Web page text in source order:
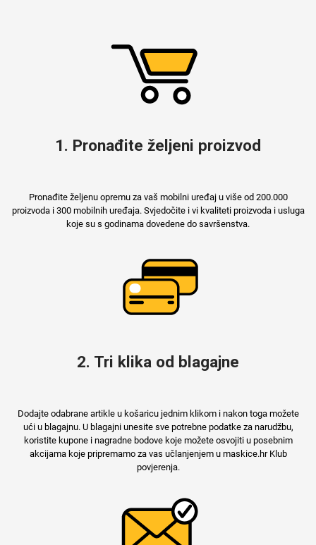
1. Pronađite željeni proizvod
Pronađite željenu opremu za vaš mobilni uređaj u više od 200.000
proizvoda i 300 mobilnih uređaja. Svjedočite i vi kvaliteti proizvoda i usluga
koje su s godinama dovedene do savršenstva.
2. Tri klika od blagajne
Dodajte odabrane artikle u košaricu jednim klikom i nakon toga možete
ući u blagajnu. U blagajni unesite sve potrebne podatke za narudžbu,
koristite kupone i nagradne bodove koje možete osvojiti u posebnim
akcijama koje pripremamo za vas učlanjenjem u maskice.hr Klub
povjerenja.
Crtani filmovi
Obiteljski motivi